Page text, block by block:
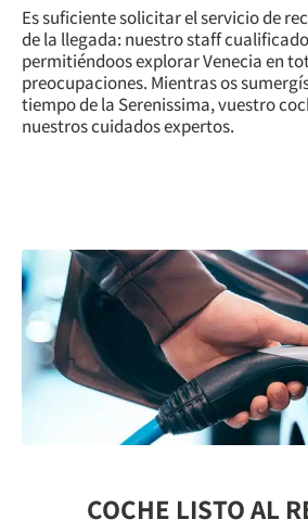
Es suficiente solicitar el servicio de
de la llegada: nuestro staff
permitiéndoos explorar Venecia en
preocupaciones. Mientras os
tiempo de la Serenissima, vuestro
nuestros cuidados expertos.
COCHE LISTO AL